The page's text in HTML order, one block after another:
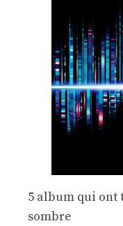
5 album qui ont
sombre